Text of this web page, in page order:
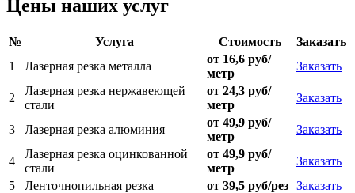
Цены наших услуг
№ Услуга Стоимость
Заказать
1
Лазерная резка металла
от 16,6 руб/
метр
Заказать
2
Лазерная резка нержавеющей
стали
от 24,3 руб/
метр
Заказать
3 Лазерная резка алюминия
от 49,9 руб/
метр
Заказать
4
Лазерная резка оцинкованной
стали
от 49,9 руб/
метр
Заказать
5
Ленточнопильная резка от 39,5 руб/рез Заказать